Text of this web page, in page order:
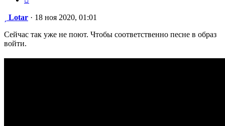
Сообщение
Lotar · 18 ноя 2020, 01:01
Сейчас так уже не поют. Чтобы соответственно песне в образ
войти.